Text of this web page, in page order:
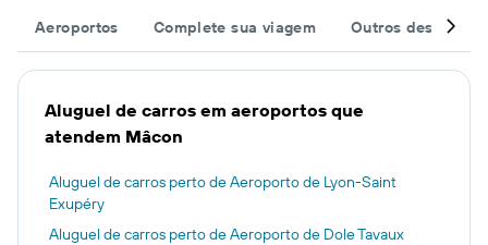
Aeroportos Complete sua viagem Outros destinos
Aluguel de carros em aeroportos que
atendem Mâcon
Aluguel de carros perto de Aeroporto de Lyon-Saint
Exupéry
Aluguel de carros perto de Aeroporto de Dole Tavaux